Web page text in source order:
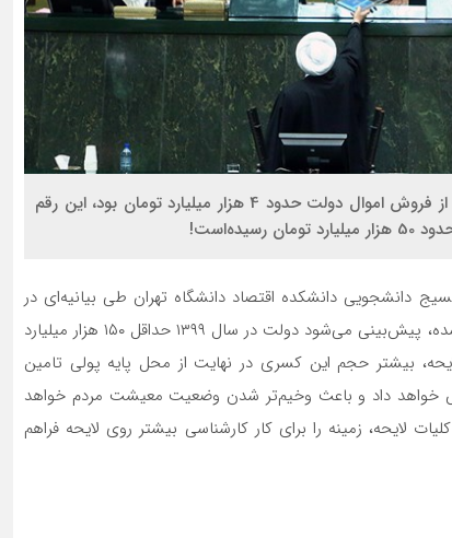
در حالی که در لایحه بودجه سال 98، رقم درآمد حاصل از فروش اموال دولت حدود 4 هزار میلیارد تومان بود، این رقم
دانشجویی دانشکده اقتصاد دانشگاه تهران طی بیانیه‌ای در
مورد لایحه بودجه ۹۹ اعلام کرد: با توجه به لایحه نوشته شده، پیش‌بینی می‌شود دولت در سال ۱۳۹۹ حداقل ۱۵۰ هزار میلیارد
بیشتر حجم این کسری در نهایت از محل پایه پولی تامین
خواهد داد و باعث وخیم‌تر شدن وضعیت معیشت مردم خواهد
لایحه، زمینه را برای کار کارشناسی بیشتر روی لایحه فراهم